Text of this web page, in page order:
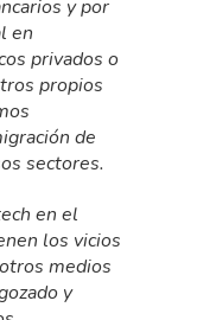
y por
en
privados o
propios
de
sectores.
en el
los vicios
medios
y